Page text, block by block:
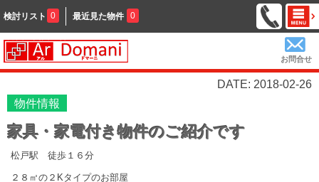
検討リスト 0 最近見た物件 0
お問合せ
DATE: 2018-02-26
物件情報
家具・家電付き物件のご紹介です
松戸駅 徒歩１６分
２８㎡の２Kタイプのお部屋